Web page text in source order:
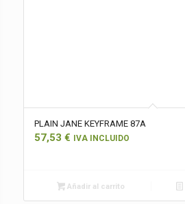
PLAIN JANE KEYFRAME 87A
57,53 € IVA INCLUIDO
Añadir al carrito